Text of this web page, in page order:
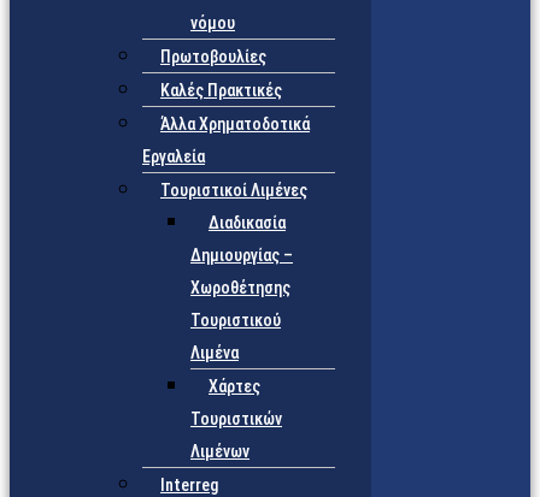
νόμου
Πρωτοβουλίες
Καλές Πρακτικές
Άλλα Χρηματοδοτικά
Εργαλεία
Τουριστικοί Λιμένες
Διαδικασία
Δημιουργίας –
Χωροθέτησης
Τουριστικού
Λιμένα
Χάρτες
Τουριστικών
Λιμένων
Interreg